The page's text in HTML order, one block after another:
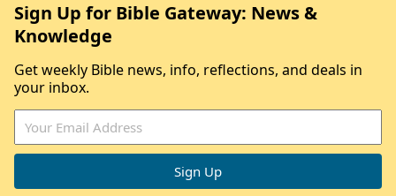
Sign Up for Bible Gateway: News &
Knowledge
Get weekly Bible news, info, reflections, and deals in
your inbox.